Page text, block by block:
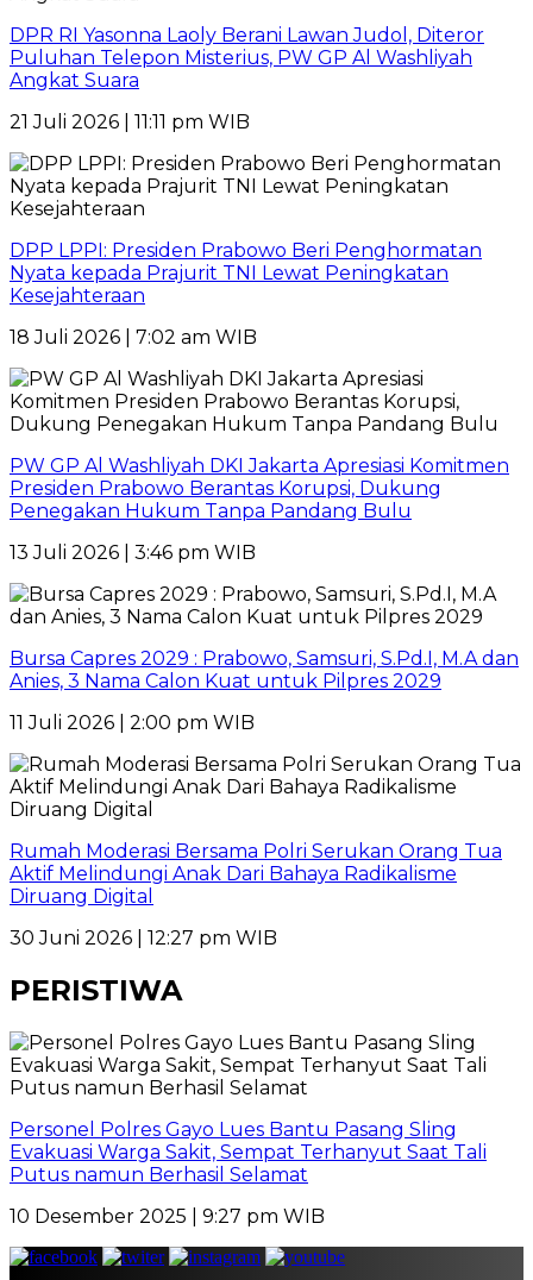
DPR RI Yasonna Laoly Berani Lawan Judol, Diteror
Puluhan Telepon Misterius, PW GP Al Washliyah
Angkat Suara
21 Juli 2026 | 11:11 pm WIB
DPP LPPI: Presiden Prabowo Beri Penghormatan
Nyata kepada Prajurit TNI Lewat Peningkatan
Kesejahteraan
18 Juli 2026 | 7:02 am WIB
PW GP Al Washliyah DKI Jakarta Apresiasi Komitmen
Presiden Prabowo Berantas Korupsi, Dukung
Penegakan Hukum Tanpa Pandang Bulu
13 Juli 2026 | 3:46 pm WIB
Bursa Capres 2029 : Prabowo, Samsuri, S.Pd.I, M.A dan
Anies, 3 Nama Calon Kuat untuk Pilpres 2029
11 Juli 2026 | 2:00 pm WIB
Rumah Moderasi Bersama Polri Serukan Orang Tua
Aktif Melindungi Anak Dari Bahaya Radikalisme
Diruang Digital
30 Juni 2026 | 12:27 pm WIB
PERISTIWA
Personel Polres Gayo Lues Bantu Pasang Sling
Evakuasi Warga Sakit, Sempat Terhanyut Saat Tali
Putus namun Berhasil Selamat
10 Desember 2025 | 9:27 pm WIB